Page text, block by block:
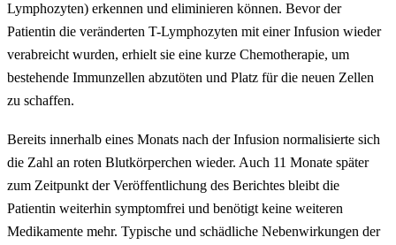
Lymphozyten) erkennen und eliminieren können. Bevor der
Patientin die veränderten T-Lymphozyten mit einer Infusion wieder
verabreicht wurden, erhielt sie eine kurze Chemotherapie, um
bestehende Immunzellen abzutöten und Platz für die neuen Zellen
zu schaffen.
Bereits innerhalb eines Monats nach der Infusion normalisierte sich
die Zahl an roten Blutkörperchen wieder. Auch 11 Monate später
zum Zeitpunkt der Veröffentlichung des Berichtes bleibt die
Patientin weiterhin symptomfrei und benötigt keine weiteren
Medikamente mehr. Typische und schädliche Nebenwirkungen der